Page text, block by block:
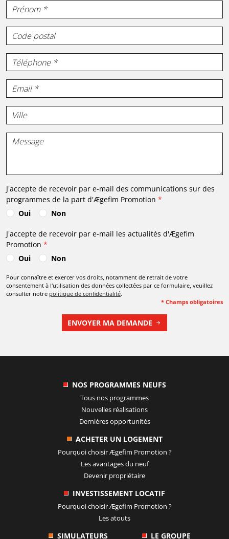
J'accepte de recevoir par e-mail des communications sur des
programmes de la part d'Ægefim Promotion *
Oui
Non
J'accepte de recevoir par e-mail les actualités d'Ægefim
Promotion *
Oui
Non
Pour connaître et exercer vos droits, notamment de retrait de votre
consentement à l'utilisation des données collectées par ce formulaire, veuillez
consulter notre politique de confidentialité.
* Champs obligatoires
ENVOYER MA DEMANDE
NOS PROGRAMMES NEUFS
Tous nos programmes
Nouvelles réalisations
Dernières opportunités
ACHETER UN LOGEMENT
Pourquoi choisirÆgefim Promotion ?
Les avantages du neuf
Devenir propriétaire
INVESTISSEMENT LOCATIF
Pourquoi choisirÆgefim Promotion ?
Les atouts
SIMULATEURS LE GROUPE